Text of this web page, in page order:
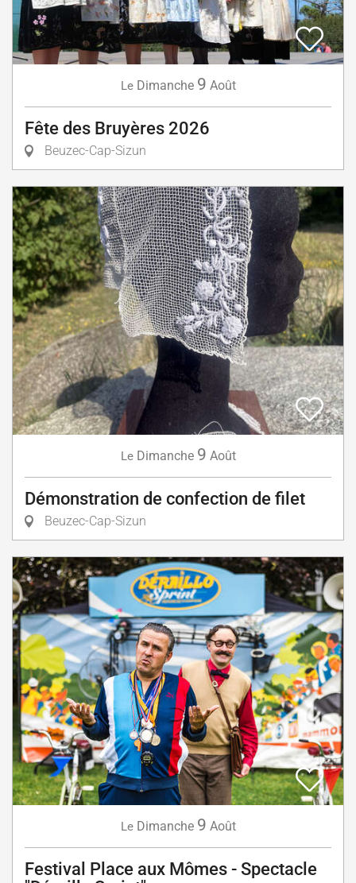
Le Dimanche 9 Août
Fête des Bruyères 2026
Beuzec-Cap-Sizun
Le Dimanche 9 Août
Démonstration de confection de filet
Beuzec-Cap-Sizun
Le Dimanche 9 Août
Festival Place aux Mômes - Spectacle